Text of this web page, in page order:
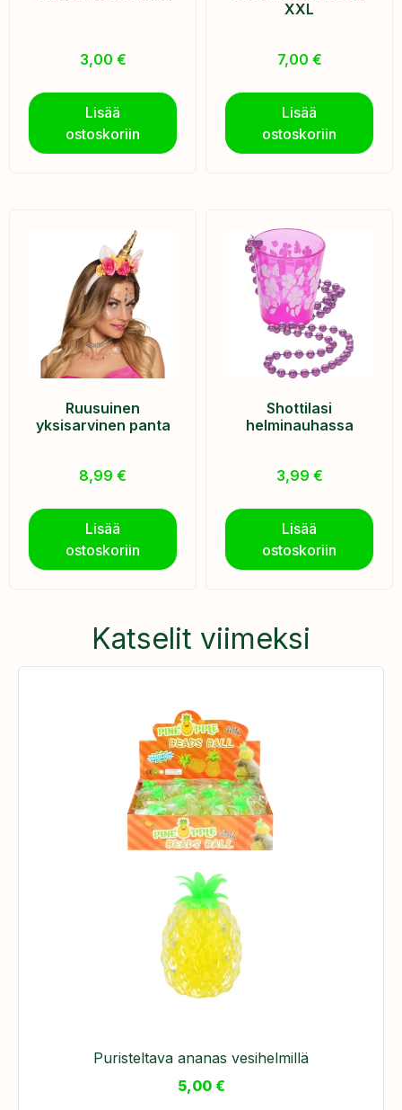
3,00 €
Lisää
ostoskoriin
XXL
7,00 €
Lisää
ostoskoriin
Ruusuinen
yksisarvinen panta
8,99 €
Lisää
ostoskoriin
Shottilasi
helminauhassa
3,99 €
Lisää
ostoskoriin
Katselit viimeksi
Puristeltava ananas vesihelmillä
5,00 €